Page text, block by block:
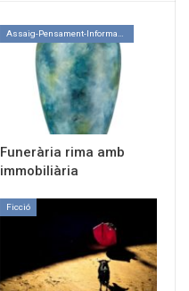
Funerària rima amb
immobiliària
Ficció